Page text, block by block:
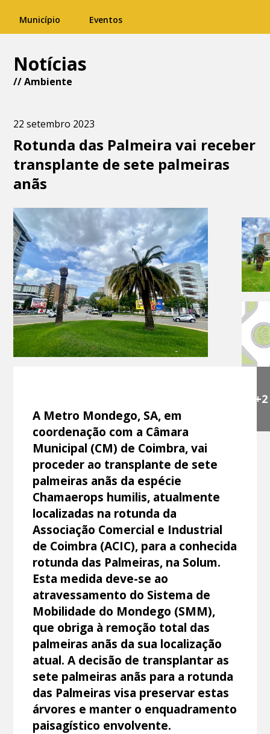
Município Eventos
Notícias
//Ambiente
22 setembro 2023
Rotunda das Palmeira vai receber
transplante de sete palmeiras
anãs
+2
A Metro Mondego, SA, em
coordenação com a Câmara
Municipal (CM) de Coimbra, vai
proceder ao transplante de sete
palmeiras anãs da espécie
Chamaerops humilis, atualmente
localizadas na rotunda da
Associação Comercial e Industrial
de Coimbra (ACIC), para a conhecida
rotunda das Palmeiras, na Solum.
Esta medida deve-se ao
atravessamento do Sistema de
Mobilidade do Mondego (SMM),
que obriga à remoção total das
palmeiras anãs da sua localização
atual. A decisão de transplantar as
sete palmeiras anãs para a rotunda
das Palmeiras visa preservar estas
árvores e manter o enquadramento
paisagístico envolvente.